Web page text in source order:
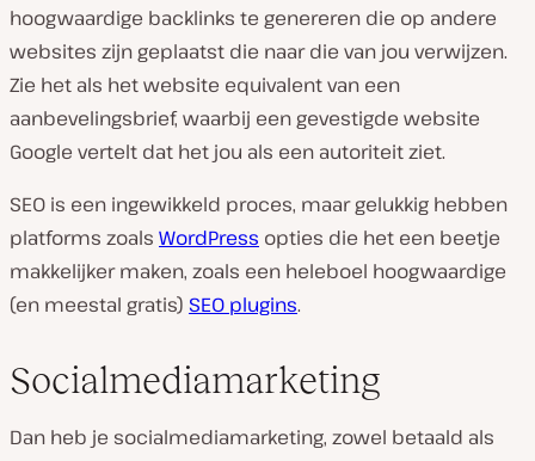
hoogwaardige backlinks te genereren die op andere
websites zijn geplaatst die naar die van jou verwijzen.
Zie het als het website equivalent van een
aanbevelingsbrief, waarbij een gevestigde website
Google vertelt dat het jou als een autoriteit ziet.
SEO is een ingewikkeld proces, maar gelukkig hebben
platforms zoals WordPress opties die het een beetje
makkelijker maken, zoals een heleboel hoogwaardige
(en meestal gratis) SEO plugins.
Socialmediamarketing
Dan heb je socialmediamarketing, zowel betaald als